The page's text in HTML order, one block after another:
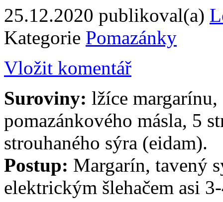
25.12.2020 publikoval(a)
Kategorie Pomazánky
Vložit komentář
Suroviny: lžíce
pomazánkového másla, 5
strouhaného sýra (eidam).
Postup: Margarín, tavený
elektrickým šlehačem asi